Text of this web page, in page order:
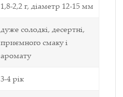
1,8-2,2г, діаметр 12-15мм
дуже солодкі, десертні,
приємного смаку і
аромату
3-4 рік